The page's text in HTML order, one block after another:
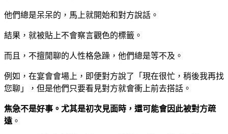
他們總是呆呆的，馬上就開始和對方說話。
結果，就被貼上不會察言觀色的標籤。
而且， 不擅閒聊的人性格急躁，他們總是等不及。
例如，在宴會會場上，即便對方說了
「現在很忙，稍後我再找
您聊」，但是他們只要看見對方就會衝 上前去搭話。
焦急不是好事。尤其是初次見面時，還可能會因此被對方疏
遠 。